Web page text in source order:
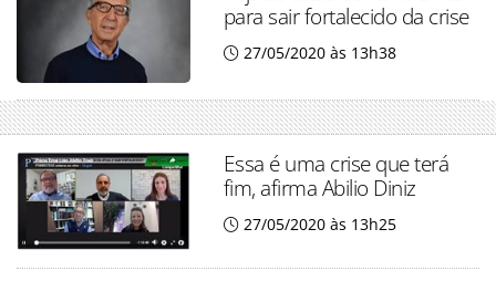
para sair fortalecido da crise
27/05/2020 às 13h38
Essa é uma crise que terá
fim, afirma Abilio Diniz
27/05/2020 às 13h25